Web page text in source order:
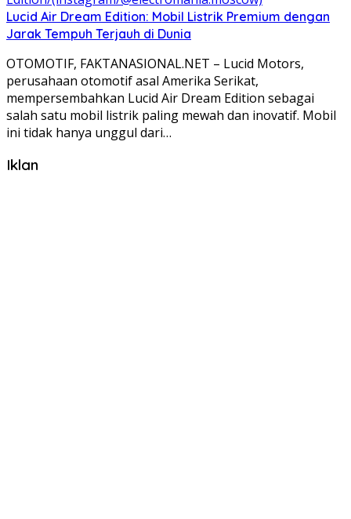
Lucid Air Dream Edition: Mobil Listrik Premium dengan
Jarak Tempuh Terjauh di Dunia
OTOMOTIF, FAKTANASIONAL.NET – Lucid Motors,
perusahaan otomotif asal Amerika Serikat,
mempersembahkan Lucid Air Dream Edition sebagai
salah satu mobil listrik paling mewah dan inovatif. Mobil
ini tidak hanya unggul dari…
Iklan